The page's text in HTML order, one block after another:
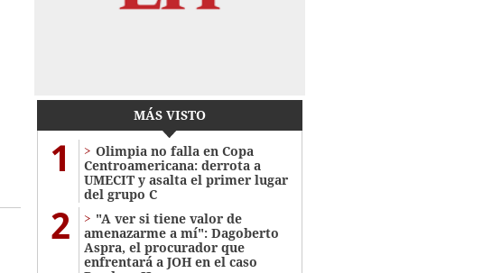
MÁS VISTO
1
Olimpia no falla en Copa
Centroamericana: derrota a
UMECIT y asalta el primer lugar
del grupo C
2
"A ver si tiene valor de
amenazarme a mí": Dagoberto
Aspra, el procurador que
enfrentará a JOH en el caso